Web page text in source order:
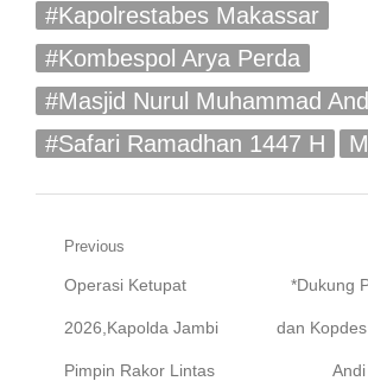
#Kapolrestabes Makassar
#Kombespol Arya Perda
#Masjid Nurul Muhammad
#Safari Ramadhan 1447 H
Navigasi
pos
Previous
Previous
post:
Operasi Ketupat
2026,Kapolda Jambi
Pimpin Rakor Lintas
Next
post:
*Dukung
dan